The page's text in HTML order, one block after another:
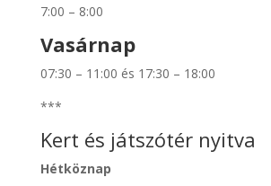
7:00 – 8:00
Vasárnap
07:30 – 11:00 és 17:30 – 18:00
***
Kert és játszótér nyitva
Hétköznap